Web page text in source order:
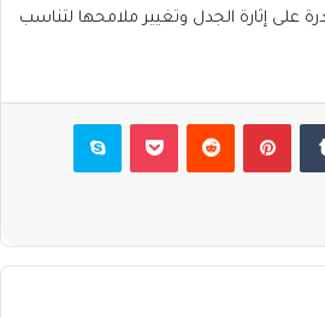
على إثارة الجدل وتغيير ملامحها لتناسب
بينتيريست بوكيت سكايب